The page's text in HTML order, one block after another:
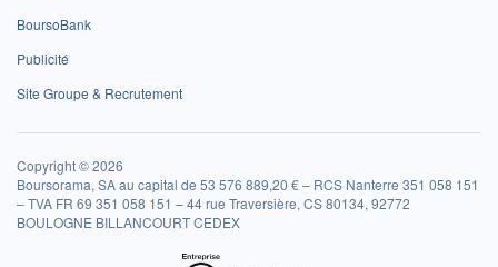
BoursoBank
Publicité
Site Groupe & Recrutement
Copyright © 2026
Boursorama, SA au capital de 53 576 889,20 € – RCS Nanterre 351 058 151
– TVA FR 69 351 058 151 – 44 rue Traversière, CS 80134, 92772
BOULOGNE BILLANCOURT CEDEX